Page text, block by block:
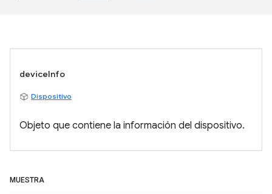
deviceInfo
Dispositivo
Objeto que contiene la información del dispositivo.
MUESTRA